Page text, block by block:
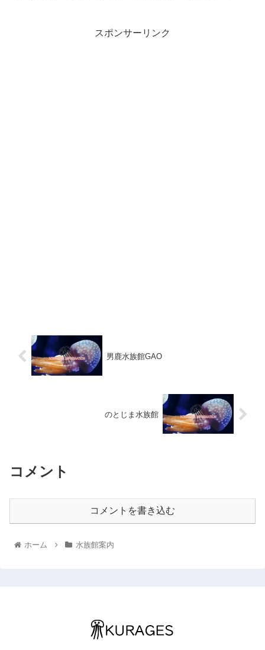
スポンサーリンク
男鹿水族館GAO
のとじま水族館
コメント
コメントを書き込む
ホーム 水族館案内